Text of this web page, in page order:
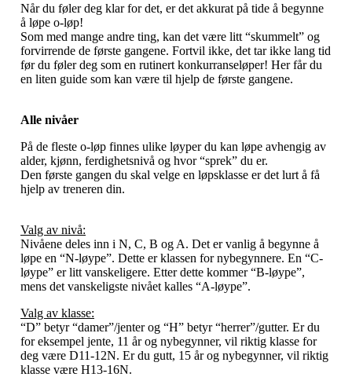
Når du føler deg klar for det, er det akkurat på tide å begynne
å løpe o-løp!
Som med mange andre ting, kan det være litt “skummelt” og
forvirrende de første gangene. Fortvil ikke, det tar ikke lang tid
før du føler deg som en rutinert konkurranseløper! Her får du
en liten guide som kan være til hjelp de første gangene.
Alle nivåer
På de fleste o-løp finnes ulike løyper du kan løpe avhengig av
alder, kjønn, ferdighetsnivå og hvor “sprek” du er.
Den første gangen du skal velge en løpsklasse er det lurt å få
hjelp av treneren din.
Valg av nivå:
Nivåene deles inn i N, C, B og A. Det er vanlig å begynne å
løpe en “N-løype”. Dette er klassen for nybegynnere. En “C-
løype” er litt vanskeligere. Etter dette kommer “B-løype”,
mens det vanskeligste nivået kalles “A-løype”.
Valg av klasse:
“D” betyr “damer”/jenter og “H” betyr “herrer”/gutter. Er du
for eksempel jente, 11 år og nybegynner, vil riktig klasse for
deg være D11-12N. Er du gutt, 15 år og nybegynner, vil riktig
klasse være H13-16N.